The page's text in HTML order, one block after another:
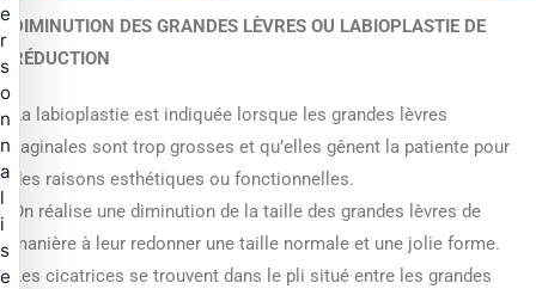
DIMINUTION DES GRANDES LÈVRES OU LABIOPLASTIE DE
RÉDUCTION
La labioplastie est indiquée lorsque les grandes lèvres
vaginales sont trop grosses et qu’elles gênent la patiente pour
des raisons esthétiques ou fonctionnelles.
On réalise une diminution de la taille des grandes lèvres de
manière à leur redonner une taille normale et une jolie forme.
Les cicatrices se trouvent dans le pli situé entre les grandes
e
r
s
o
n
n
a
l
i
s
e